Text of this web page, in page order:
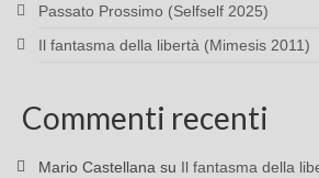
Passato Prossimo (Selfself 2025)
Il fantasma della libertà (Mimesis 2011)
Commenti recenti
Mario Castellana su Il fantasma della